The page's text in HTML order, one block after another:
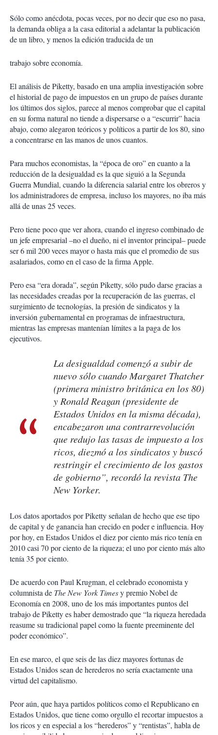
Sólo como anécdota, pocas veces, por no decir que eso no pasa,
la demanda obliga a la casa editorial a adelantar la publicación
de un libro, y menos la edición traducida de un
trabajo sobre economía.
El análisis de Piketty, basado en una amplia investigación sobre
el historial de pago de impuestos en un grupo de países durante
los últimos dos siglos, parece al menos comprobar que el capital
en su forma natural no tiende a dispersarse o a “escurrir” hacia
abajo, como alegaron teóricos y políticos a partir de los 80, sino
a concentrarse en las manos de unos cuantos.
Para muchos economistas, la “época de oro” en cuanto a la
reducción de la desigualdad es la que siguió a la Segunda
Guerra Mundial, cuando la diferencia salarial entre los obreros y
los administradores de empresa, incluso los mayores, no iba más
allá de unas 25 veces.
Pero tiene poco que ver ahora, cuando el ingreso combinado de
un jefe empresarial –no el dueño, ni el inventor principal– puede
ser 6 mil 200 veces mayor o hasta más que el promedio de sus
asalariados, como en el caso de la firma Apple.
Pero esa “era dorada”, según Piketty, sólo pudo darse gracias a
las necesidades creadas por la recuperación de las guerras, el
surgimiento de tecnologías, la presión de sindicatos y la
inversión gubernamental en programas de infraestructura,
mientras las empresas mantenían límites a la paga de los
ejecutivos.
La desigualdad comenzó a subir de
nuevo sólo cuando Margaret Thatcher
(primera ministro británica en los 80)
y Ronald Reagan (presidente de
Estados Unidos en la misma década),
encabezaron una contrarrevolución
que redujo las tasas de impuesto a los
ricos, diezmó a los sindicatos y buscó
restringir el crecimiento de los gastos
de gobierno”, recordó la revista The
New Yorker.
Los datos aportados por Piketty señalan de hecho que ese tipo
de capital y de ganancia han crecido en poder e influencia. Hoy
por hoy, en Estados Unidos el diez por ciento más rico tenía en
2010 casi 70 por ciento de la riqueza; el uno por ciento más alto
tenía 35 por ciento.
De acuerdo con Paul Krugman, el celebrado economista y
columnista de The New York Timesy premio Nobel de
Economía en 2008, uno de los más importantes puntos del
trabajo de Piketty es haber demostrado que “la riqueza heredada
reasume su tradicional papel como la fuente preeminente del
poder económico”.
En ese marco, el que seis de las diez mayores fortunas de
Estados Unidos sean de herederos no sería exactamente una
virtud del capitalismo.
Peor aún, que haya partidos políticos como el Republicano en
Estados Unidos, que tiene como orgullo el recortar impuestos a
los ricos y en especial a los “herederos” y “rentistas”, habla de